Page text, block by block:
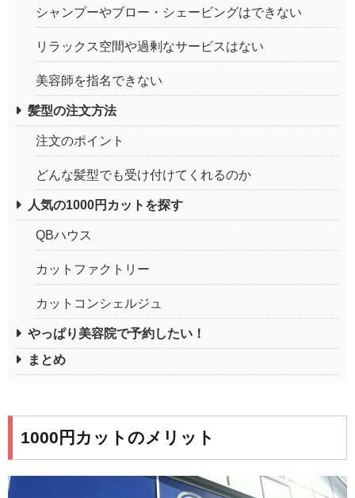
シャンプーやブロー・シェービングはできない
リラックス空間や過剰なサービスはない
美容師を指名できない
髪型の注文方法
注文のポイント
どんな髪型でも受け付けてくれるのか
人気の1000円カットを探す
QBハウス
カットファクトリー
カットコンシェルジュ
やっぱり美容院で予約したい！
まとめ
1000円カットのメリット